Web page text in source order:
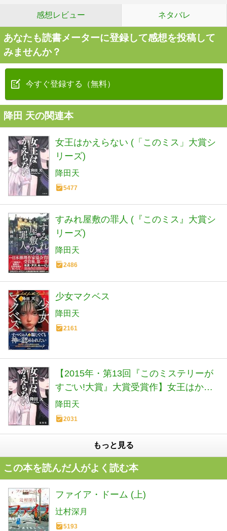
感想レビュー ネタバレ
あなたも読書メーターに登録して感想を投稿して
みませんか？
今すぐ登録する（無料）
降田 天の関連本
女王はかえらない (「このミス」大賞シ
リーズ)
降田天
5477
すみれ屋敷の罪人 (『このミス』大賞シ
リーズ)
降田天
2486
少女マクベス
降田天
2161
【2015年・第13回『このミステリーが
すごい!大賞』大賞受賞作】女王はかえ
らない (宝島社文庫 『このミス』大賞シ
リーズ)
降田天
2031
もっと見る
この本を読んだ人がよく読む本
ファイア・ドーム (上)
辻村深月
5193